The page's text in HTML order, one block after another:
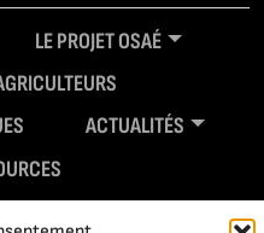
LE PROJET OSAÉ
ACTUALITÉS